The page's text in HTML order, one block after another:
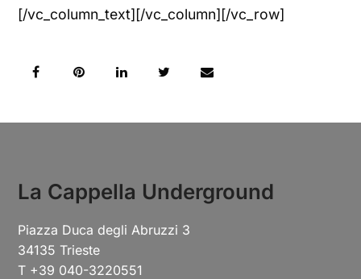
[/vc_column_text][/vc_column][/vc_row]
La Cappella Underground
Piazza Duca degli Abruzzi 3
34135 Trieste
T +39 040-3220551